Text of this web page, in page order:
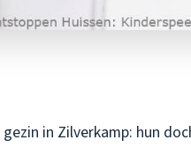
in Zilverkamp: hun